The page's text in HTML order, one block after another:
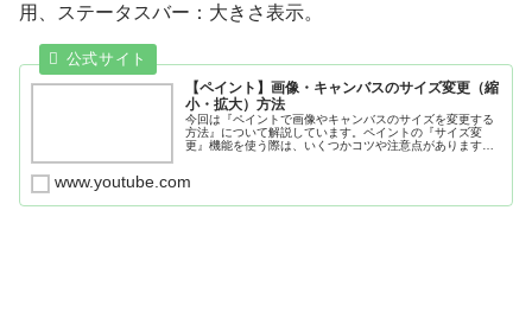
用、ステータスバー：大きさ表示。
【ペイント】画像・キャンバスのサイズ変更（縮
小・拡大）方法
今回は『ペイントで画像やキャンバスのサイズを変更する
方法』について解説しています。ペイントの『サイズ変
更』機能を使う際は、いくつかコツや注意点がありますの
www.youtube.com